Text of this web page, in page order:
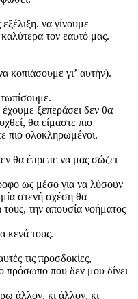
να γίνουμε
τον εαυτό μας.
κοπιάσουμε γιʼ αυτήν).
έχουμε ξεπεράσει δεν θα
θα είμαστε πιο
πιο ολοκληρωμένοι.
θα έπρεπε να μας σώζει
ως μέσο για να λύσουν
στενή σχέση θα
τους, την απουσία νοήματος
κενά τους.
τις προσδοκίες,
πρόσωπο που δεν μου δίνει
άλλον, κι άλλον, κι